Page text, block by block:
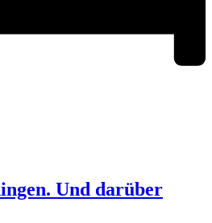
Und darüber